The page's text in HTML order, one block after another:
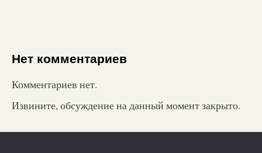
Нет комментариев
Комментариев нет.
Извините, обсуждение на данный момент закрыто.